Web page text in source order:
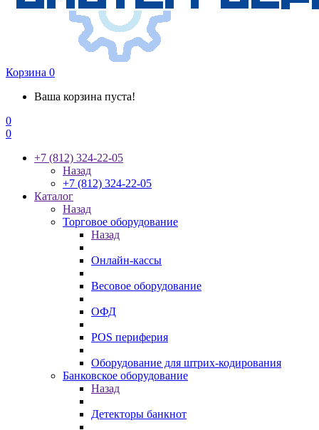
Корзина 0
Ваша корзина пуста!
0
0
+7 (812) 324-22-05
Назад
+7 (812) 324-22-05
Каталог
Назад
Торговое оборудование
Назад
Онлайн-кассы
Весовое оборудование
ОФД
POS периферия
Оборудование для штрих-кодирования
Банковское оборудование
Назад
Детекторы банкнот